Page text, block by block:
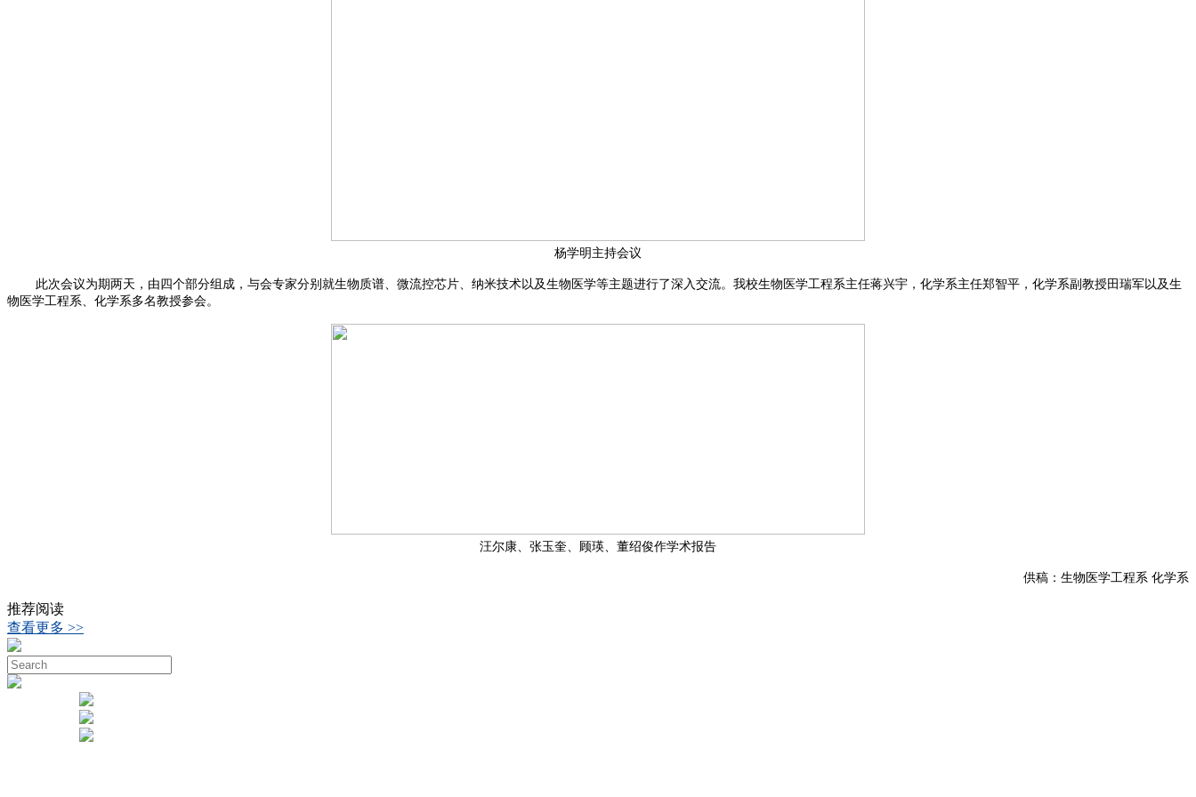
杨学明主持会议
此次会议为期两天，由四个部分组成，与会专家分别就生物质谱、微流控芯片、纳米技术以及生物医学等主题进行了深入交流。我校生物医学工程系主任蒋兴宇，化学系主任郑智平，化学系副教授田瑞军以及生
物医学工程系、化学系多名教授参会。
汪尔康、张玉奎、顾瑛、董绍俊作学术报告
供稿：生物医学工程系 化学系
推荐阅读
查看更多 >>